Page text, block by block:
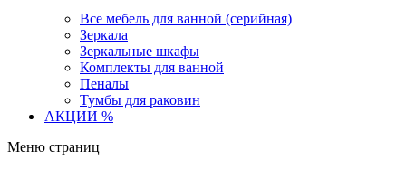
Все мебель для ванной (серийная)
Зеркала
Зеркальные шкафы
Комплекты для ванной
Пеналы
Тумбы для раковин
АКЦИИ %
Меню страниц